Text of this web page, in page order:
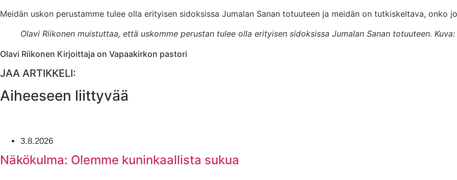
Meidän uskon perustamme tulee olla erityisen sidoksissa Jumalan Sanan totuuteen ja meidän on tutkiskeltava, onko
Olavi Riikonen muistuttaa, että uskomme perustan tulee olla erityisen sidoksissa Jumalan Sanan totuuteen.
Olavi Riikonen Kirjoittaja on Vapaakirkon pastori
JAA ARTIKKELI:
Aiheeseen liittyvää
3.8.2026
Näkökulma: Olemme kuninkaallista sukua